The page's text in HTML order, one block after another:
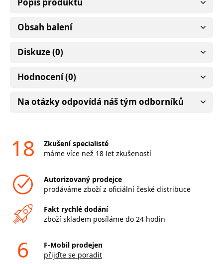
Obsah balení
Diskuze (0)
Hodnocení (0)
Na otázky odpovídá náš tým odborníků
18
Zkušení specialisté
máme více než 18 let zkušeností
Autorizovaný prodejce
prodáváme zboží z oficiální české distribuce
Fakt rychlé dodání
zboží skladem posíláme do 24 hodin
6
F-Mobil prodejen
přijďte se poradit